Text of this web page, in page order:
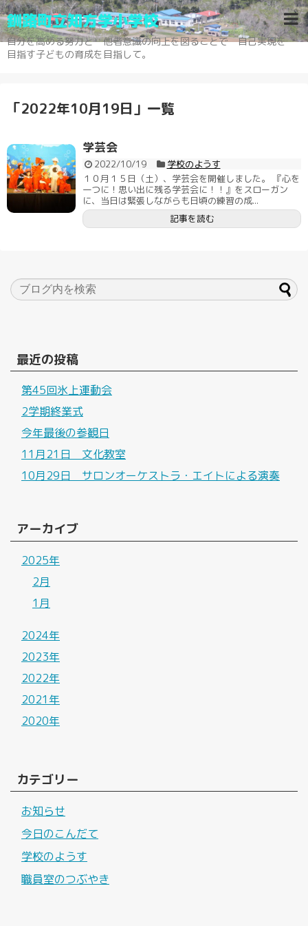
釧路町立知方学小学校
自分を高める努力と 他者意識の向上を図ることで 自己実現を
目指す子どもの育成を目指して。
「2022年10月19日 」 一覧
学芸会
2022/10/19
学校のようす
１０月１５日（土）、学芸会を開催しました。 『心を
一つに！思い出に残る学芸会に！！』をスローガン
に、当日は緊張しながらも日頃の練習の成...
記事を読む
最近の投稿
第45回氷上運動会
2学期終業式
今年最後の参観日
11月21日 文化教室
10月29日 サロンオーケストラ・エイトによる演奏
アーカイブ
2025年
2月
1月
2024年
2023年
2022年
2021年
2020年
カテゴリー
お知らせ
今日のこんだて
学校のようす
職員室のつぶやき